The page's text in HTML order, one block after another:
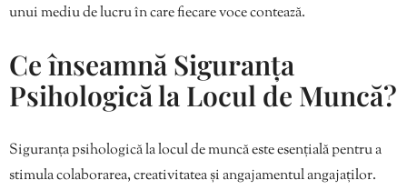
unui mediu de lucru în care fiecare voce contează.
Ce înseamnă Siguranța
Psihologică la Locul de Muncă?
Siguranța psihologică la locul de muncă este esențială pentru a
stimula colaborarea, creativitatea și angajamentul angajaților.